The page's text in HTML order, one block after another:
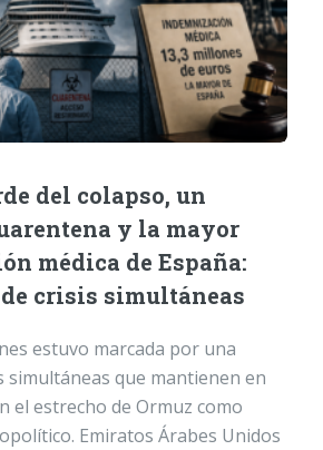
del colapso, un
y la mayor
médica de España:
crisis simultáneas
estuvo marcada por una
simultáneas que mantienen en
el estrecho de Ormuz como
Emiratos Árabes Unidos